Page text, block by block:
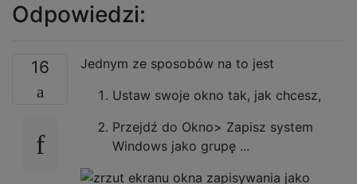
Odpowiedzi:
16
Jednym ze sposobów na to jest
Ustaw swoje okno tak, jak chcesz,
Przejdź do Okno> Zapisz system
Windows jako grupę ...